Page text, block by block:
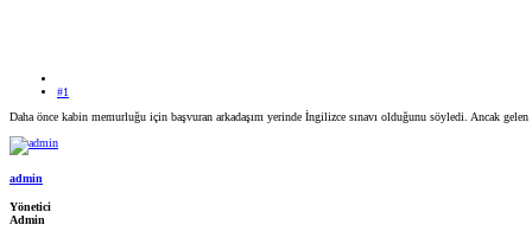
#1
Daha önce kabin memurluğu için başvuran arkadaşım yerinde İngilizce sınavı olduğunu söyledi. Ancak
admin
Yönetici
Admin